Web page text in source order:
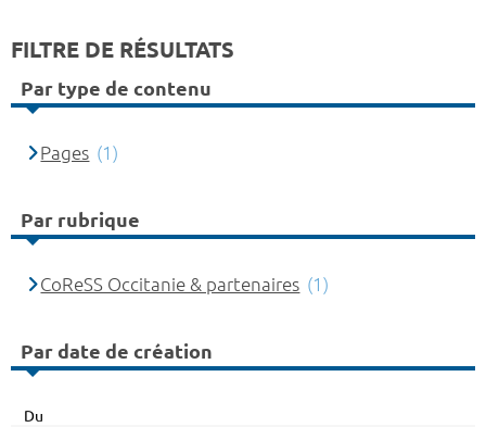
FILTRE DE RÉSULTATS
Par type de contenu
Pages (1)
Par rubrique
CoReSS Occitanie & partenaires (1)
Par date de création
Du